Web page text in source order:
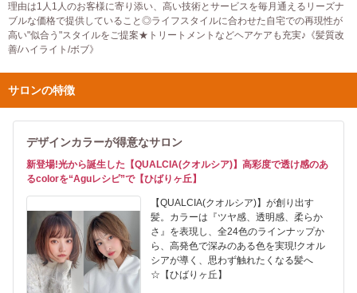
理由は1人1人のお客様に寄り添い、高い技術とサービスを毎月通えるリーズナ
ブルな価格で提供していること◎ライフスタイルに合わせた自宅での再現性が
高い"似合う"スタイルをご提案★トリートメントなどヘアケアも充実♪《髪質改
善/ハイライト/ボブ》
サロンの特徴
デザインカラーが得意なサロン
新登場!光から誕生した【QUALCIA(クオルシア)】高彩度で透け感のあ
るcolorを“Aguレシピ”で【ひばりヶ丘】
【QUALCIA(クオルシア)】が創り出す
髪。カラーは『ツヤ感、透明感、柔らか
さ』を表現し、全24色のラインナップか
ら、高発色で深みのある色を実現!クオル
シアが導く、思わず触れたくなる髪へ
☆【ひばりヶ丘】